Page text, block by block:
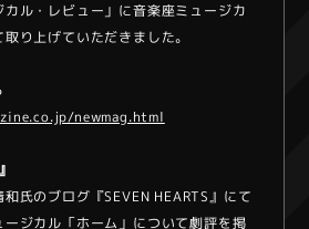
ル・レビュー」に音楽座ミュージカ
り上げていただきました。
newmag.html
氏のブログ『SEVEN HEARTS』にて
ジカル「ホーム」について劇評を掲